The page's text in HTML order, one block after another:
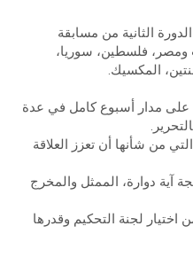
فعاليات الدورة الثانية من مسابقة
و هي كل من تونس والمغرب ومصر، فلسطين، سوريا،
المكسيك.
على مدار أسبوع كامل في عدة
من شأنها أن تعزز العلاقة
آية دوارة، الممثل والمخرج
لجنة التحكيم وقدرها